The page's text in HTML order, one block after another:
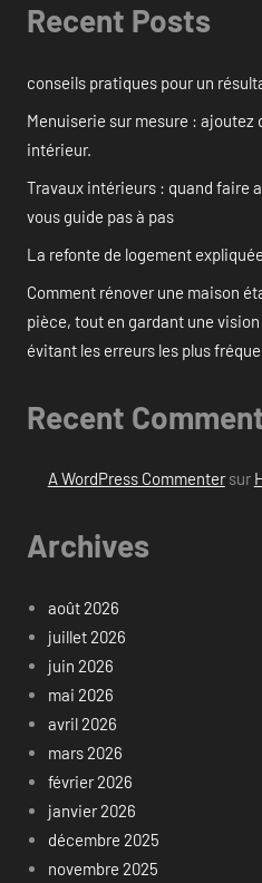
Recent Posts
conseils pratiques pour un
Menuiserie sur mesure : ajoutez
intérieur.
Travaux intérieurs : quand faire
vous guide pas à pas
La refonte de logement
Comment rénover une maison
pièce, tout en gardant une
évitant les erreurs les plus
Recent
A WordPress Commentersur
Archives
août 2026
juillet 2026
juin 2026
mai 2026
avril 2026
mars 2026
février 2026
janvier 2026
décembre 2025
novembre 2025